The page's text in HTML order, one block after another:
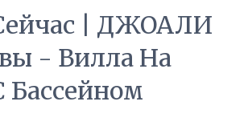
| ДЖОАЛИ
- Вилла На